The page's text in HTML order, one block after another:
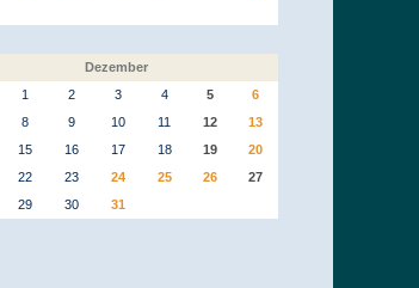
Dezember
1
2 3 4 5
6
8 9 10 11 12
13
15 16 17 18 19
20
22 23 24 25 26
27
29 30 31